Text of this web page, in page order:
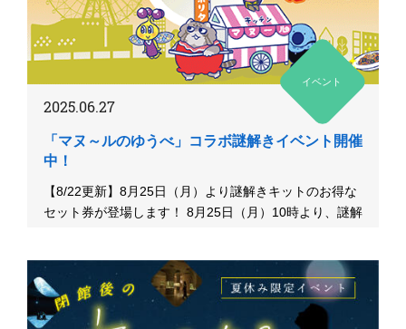
イベント
2025.06.27
「マヌ～ルのゆうべ」コラボ謎解きイベント開催
中！
【8/22更新】8月25日（月）より謎解きキットのお得な
セット券が登場します！ 8月25日（月）10時より、謎解